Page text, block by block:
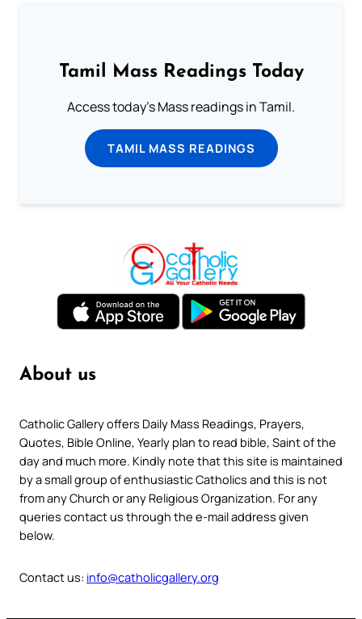
Tamil Mass Readings Today
Access today's Mass readings in Tamil.
TAMIL MASS READINGS
About us
Catholic Gallery offers Daily Mass Readings, Prayers,
Quotes, Bible Online, Yearly plan to read bible, Saint of the
day and much more. Kindly note that this site is maintained
by a small group of enthusiastic Catholics and this is not
from any Church or any Religious Organization. For any
queries contact us through the e-mail address given
below.
Contact us: info@catholicgallery.org